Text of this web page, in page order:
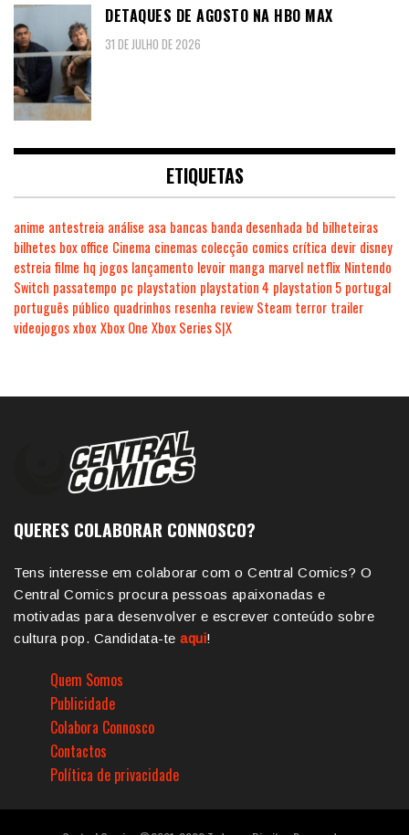
DETAQUES DE AGOSTO NA HBO MAX
31 DE JULHO DE 2026
ETIQUETAS
anime antestreia análise asa bancas banda desenhada bd bilheteiras
bilhetes box office Cinema cinemas colecção comics crítica devir disney
estreia filme hq jogos lançamento levoir manga marvel netflix Nintendo
Switch passatempo pc playstation playstation 4 playstation 5 portugal
português público quadrinhos resenha review Steam terror trailer
videojogosxboxXbox One Xbox Series S|X
QUERES COLABORAR CONNOSCO?
Tens interesse em colaborar com o Central Comics? O
Central Comics procura pessoas apaixonadas e
motivadas para desenvolver e escrever conteúdo sobre
cultura pop. Candidata-te aqui!
Quem Somos
Publicidade
Colabora Connosco
Contactos
Política de privacidade